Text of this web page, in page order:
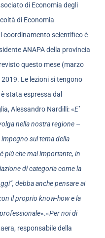
di Economia degli
di Economia
coordinamento scientifico è
ANAPA della provincia
questo mese (marzo
Le lezioni si tengono
stata espressa dal
Alessandro Nardilli: «E’
nella nostra regione –
sul tema della
più che mai importante, in
di categoria come la
debba anche pensare ai
il proprio know-how e la
».«Per noi di
responsabile della